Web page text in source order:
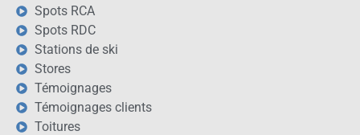
Spots RCA
Spots RDC
Stations de ski
Stores
Témoignages
Témoignages clients
Toitures